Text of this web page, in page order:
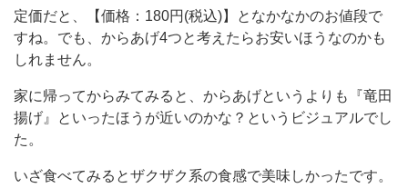
ン
の
か
ら
あ
げ
棒
定価だと、【価格：180円(税込)】となかなかのお値段で
すね。でも、からあげ4つと考えたらお安いほうなのかも
しれません。
家に帰ってからみてみると、からあげというよりも『竜田
揚げ』といったほうが近いのかな？というビジュアルでし
た。
いざ食べてみるとザクザク系の食感で美味しかったです。